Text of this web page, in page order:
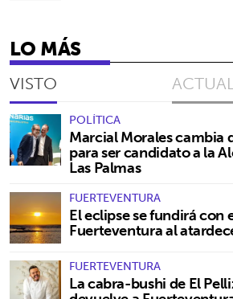
LO MÁS
VISTO
POLÍTICA
Marcial Morales cambia
para ser candidato a la
Las Palmas
FUERTEVENTURA
El eclipse se fundirá con
Fuerteventura al
FUERTEVENTURA
La cabra-bushi de El